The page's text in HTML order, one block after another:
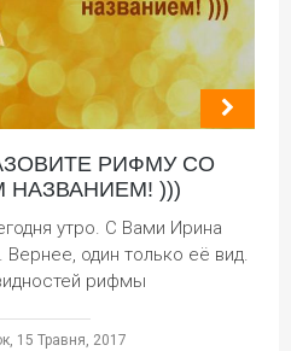
РИФМУ СО
)))
утро. С Вами Ирина
один только её вид.
рифмы
15 Травня, 2017